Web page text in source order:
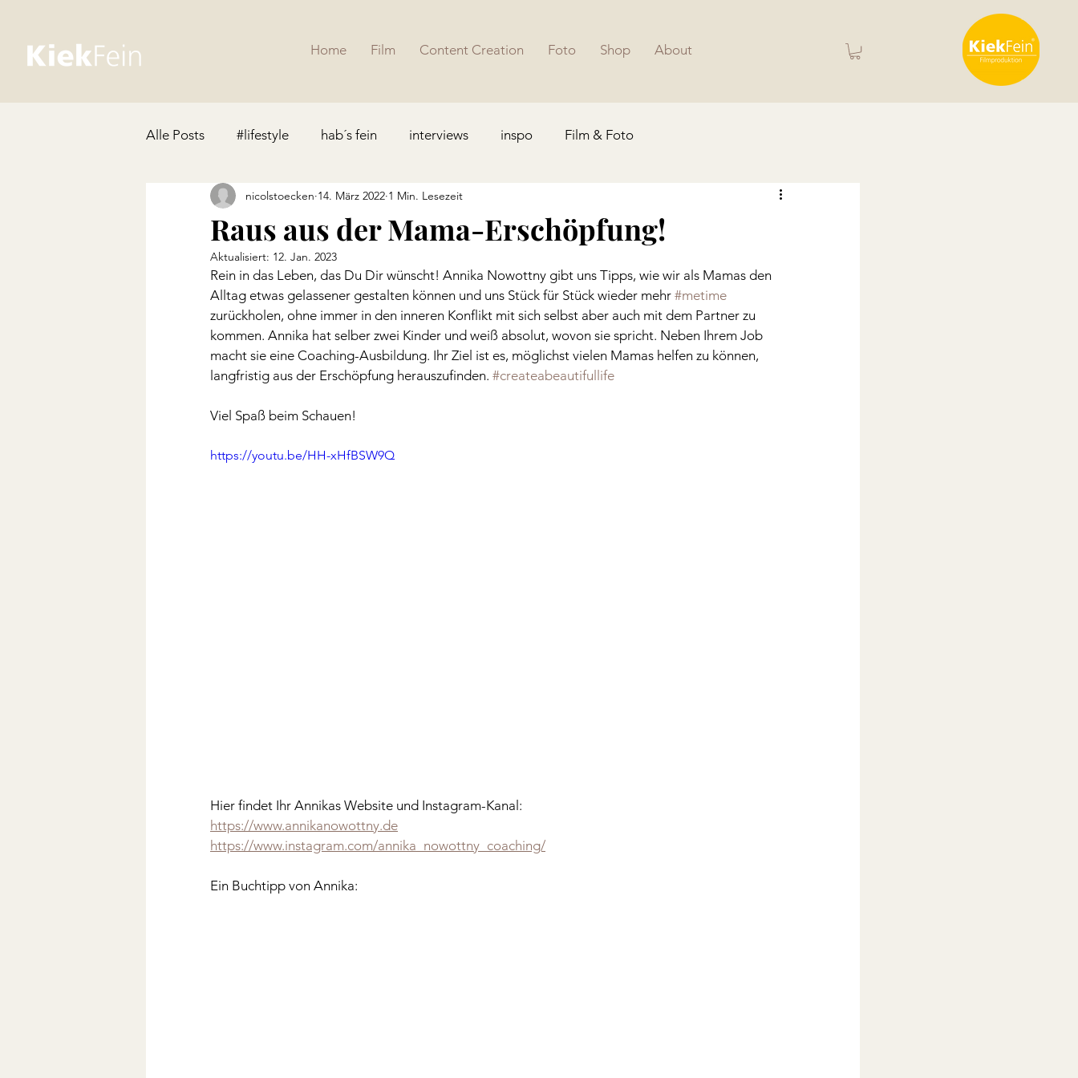
Home Film Content Creation Foto Shop About
Alle Posts #lifestyle hab´s fein interviews inspo Film & Foto
Raus aus der Mama-Erschöpfung!
nicolstoecken 14. März 2022 1 Min. Lesezeit
Aktualisiert: 12. Jan. 2023
Rein in das Leben, das Du Dir wünscht! Annika Nowottny gibt uns Tipps, wie wir als Mamas den
Alltag etwas gelassener gestalten können und uns Stück für Stück wieder mehr #metime
zurückholen, ohne immer in den inneren Konflikt mit sich selbst aber auch mit dem Partner zu
kommen. Annika hat selber zwei Kinder und weiß absolut, wovon sie spricht. Neben Ihrem Job
macht sie eine Coaching-Ausbildung. Ihr Ziel ist es, möglichst vielen Mamas helfen zu können,
langfristig aus der Erschöpfung herauszufinden. #createabeautifullife
Viel Spaß beim Schauen!
https://youtu.be/HH-xHfBSW9Q
Hier findet Ihr Annikas Website und Instagram-Kanal:
https://www.annikanowottny.de
https://www.instagram.com/annika_nowottny_coaching/
Ein Buchtipp von Annika: